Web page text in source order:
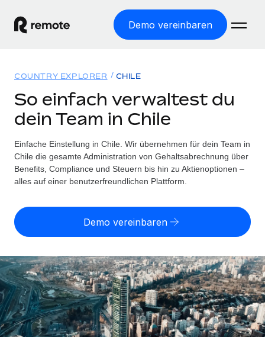
Demo vereinbaren
WELTWEITE BESCHÄFTIGUNG
Globale Payroll
Einfache, rechtssicher Payroll
Employer of Record
Contractor of Record
Contractor Management
Globales Onboarding und Verwalten von
Freelancer:innen
PEO
Auslagern von komplexen HR-Aufgaben
Lösungen
WELTWEITE ABDECKUNG
Country Explorer
Länderspezifische Unterstützung bei der Einstellung
Explorer für US-Bundesstaaten
Einfache Einstellung in allen US-Bundesstaaten
Vergleiche mit unseren Mitbewerbern
WACHSTUMSPHASE
Startups
Agile HR- und Payroll-Lösungen für wachsende
Ressourcen
TOOLS UND RECHNER
Scheinselbstständigkeitsrisikos
Länderspezifische Berechnung der
Gesamtbeschäftigungskosten
Honorarzahlungen berechnen
Informationen zu möglichen Währungen und
Abwicklungsfristen für globale Freelancer:innen
Preise
English (United States)
English
Nederlands
Français
Anmelden
COUNTRY EXPLORER CHILE
So einfach verwaltest du
dein Team in Chile
Einfache Einstellung in Chile. Wir übernehmen für dein Team in
Chile die gesamte Administration von Gehaltsabrechnung über
Benefits, Compliance und Steuern bis hin zu Aktienoptionen –
alles auf einer benutzerfreundlichen Plattform.
Demo vereinbaren